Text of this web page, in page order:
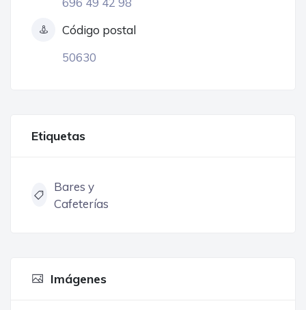
Código postal
50630
Etiquetas
Bares y
Cafeterías
Imágenes